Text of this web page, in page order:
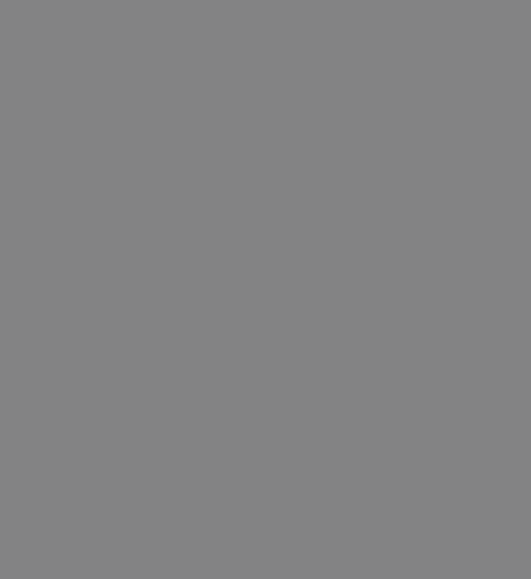
ανθρώπων
επωφελές
προκειμένου να
σχετικά με
τους.
μεταξύ ανθρώπων
επωφελές
προκειμένου να
σχετικά με
τους.
από το
με τον τρόπο